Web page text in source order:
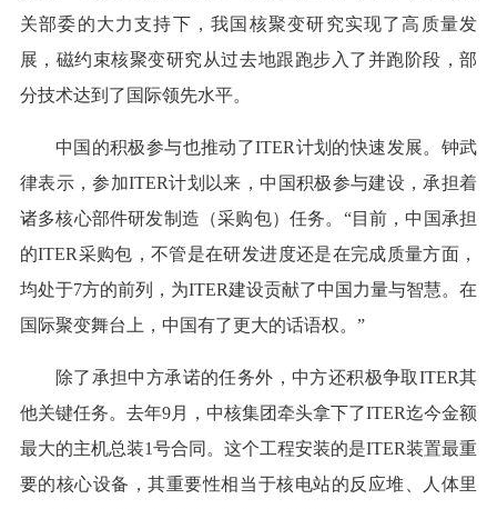
关部委的大力支持下，我国核聚变研究实现了高质量发
展，磁约束核聚变研究从过去地跟跑步入了并跑阶段，部
分技术达到了国际领先水平。
中国的积极参与也推动了ITER计划的快速发展。钟武
律表示，参加ITER计划以来，中国积极参与建设，承担着
诸多核心部件研发制造（采购包）任务。“目前，中国承担
的ITER采购包，不管是在研发进度还是在完成质量方面，
均处于7方的前列，为ITER建设贡献了中国力量与智慧。在
国际聚变舞台上，中国有了更大的话语权。”
除了承担中方承诺的任务外，中方还积极争取ITER其
他关键任务。去年9月，中核集团牵头拿下了ITER迄今金额
最大的主机总装1号合同。这个工程安装的是ITER装置最重
要的核心设备，其重要性相当于核电站的反应堆、人体里